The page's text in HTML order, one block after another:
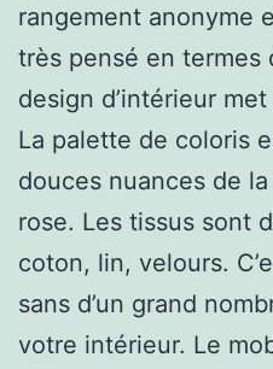
rangement anonyme
très pensé en termes
design d’intérieur
La palette de coloris
douces nuances de
rose. Les tissus sont
coton, lin, velours.
sans d’un grand
votre intérieur. Le